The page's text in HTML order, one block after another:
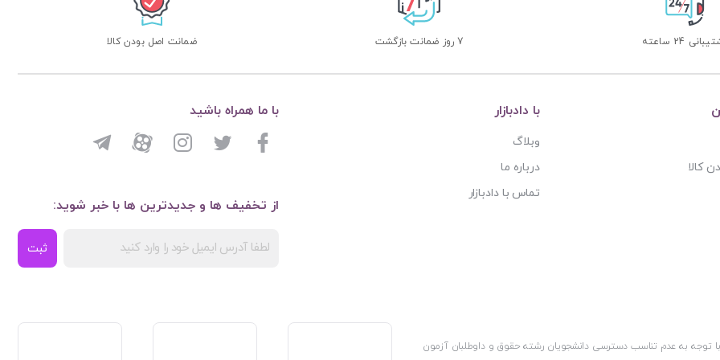
24 ساعته 7 روز ضمانت بازگشت ضمانت اصل بودن کالا
کالا
با دادبازار
وبلاگ
درباره ما
تماس با دادبازار
از تخفیف ها و جدیدترین ها با خبر شوید:
ثبت
با ما همراه باشید
توجه به عدم تناسب دسترسی دانشجویان رشته حقوق و داوطلبان آزمون